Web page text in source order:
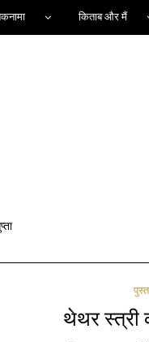
किताब और मैं
थेथर स्त्री